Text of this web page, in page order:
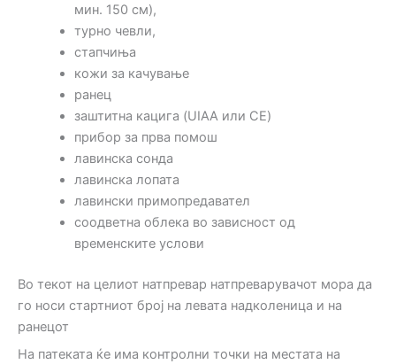
мин. 150 см),
турно чевли,
стапчиња
кожи за качување
ранец
заштитна кацига (UIAA или CE)
прибор за прва помош
лавинска сонда
лавинска лопата
лавински примопредавател
соодветна облека во зависност од
временските услови
Во текот на целиот натпревар натпреварувачот мора да
го носи стартниот број на левата надколеница и на
ранецот
На патеката ќе има контролни точки на местата на